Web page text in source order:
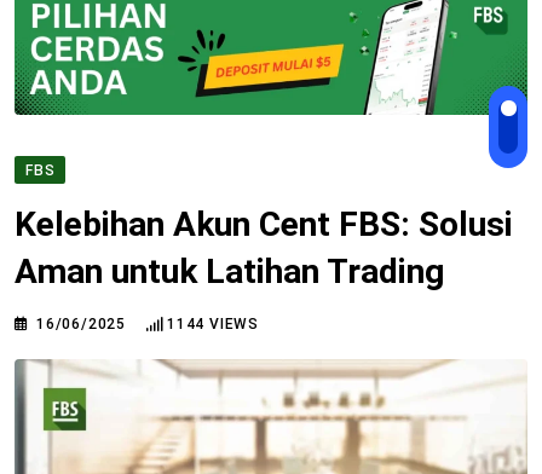
FBS
Kelebihan Akun Cent FBS: Solusi
Aman untuk Latihan Trading
16/06/2025 1144 VIEWS